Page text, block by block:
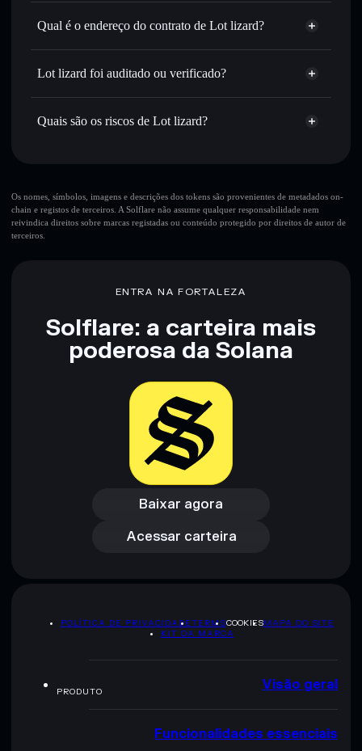
tempo em LOT LIZARD
Enviar de forma privada— transferir LOT LIZARD sem
Privacidade integrado da Solflare
Acompanhar em tempo real— monitorizar o preço,
volume, capitalização de mercado e liquidez de LOT
LIZARD
Solflare Lot lizard
Agregador de Privacidade
Qual é o endereço do contrato de Lot lizard?
Lot lizard
Carteira Solflare
Lot lizard foi auditado ou verificado?
Lot lizard não está verificado
Quais são os riscos de Lot lizard?
Aviso legal: Esta informação é apenas para fins educativos e
Os nomes, símbolos, imagens e descrições dos tokens são provenientes de metadados on-
chain e registos de terceiros. A Solflare não assume qualquer responsabilidade nem
reivindica direitos sobre marcas registadas ou conteúdo protegido por direitos de autor de
terceiros.
ENTRA NA FORTALEZA
Solflare: a carteira mais
poderosa da Solana
Baixar agora
Baixar agora
Acessar carteira
Acessar carteira
POLÍTICA DE PRIVACIDADETERMSCOOKIESMAPA DO SITE
KIT DA MARCA
PRODUTO Visão geral
Funcionalidades essenciais